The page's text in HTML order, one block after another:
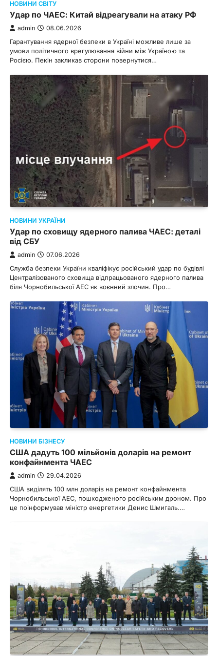
НОВИНИ СВІТУ
Удар по ЧАЕС: Китай відреагували на атаку РФ
admin 08.06.2026
Гарантування ядерної безпеки в Україні можливе лише за
умови політичного врегулювання війни між Україною та
Росією. Пекін закликав сторони повернутися…
НОВИНИ УКРАЇНИ
Удар по сховищу ядерного палива ЧАЕС: деталі
від СБУ
admin 07.06.2026
Служба безпеки України кваліфікує російський удар по будівлі
Централізованого сховища відпрацьованого ядерного палива
біля Чорнобильської АЕС як воєнний злочин. Про…
НОВИНИ БІЗНЕСУ
США дадуть 100 мільйонів доларів на ремонт
конфайнмента ЧАЕС
admin 29.04.2026
США виділять 100 млн доларів на ремонт конфайнмента
Чорнобильської АЕС, пошкодженого російським дроном. Про
це поінформував міністр енергетики Денис Шмигаль.…